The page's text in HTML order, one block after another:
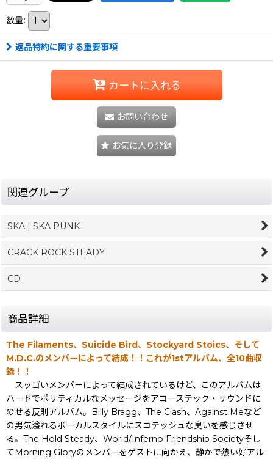
数量:
返品特約に関する重要事項
カートに入れる
お問い合わせ
お気に入り登録
関連グループ
SKA | SKA PUNK
CRACK ROCK STEADY
CD
商品詳細
The Filaments、Suicide Bird、Stockyard Stoics、そして
M.D.C.のメンバーによって結成！！これが1stアルバム、全10曲収
録！！
スッゴいメンバーによって結成されているけど、このアルバムは
ハードでポリティカルなメッセージをアコーステック・サウンドに
のせる反則アルバム。Billy Bragg、The Clash、Against Meなど
の男気溢れるボーカルスタイルにスコテッシュな臭いを感じさせ
る。The Hold Steady、World/Inferno Friendship Societyそし
てMorning Gloryのメンバーをゲストに向かえ、静かで熱い好アル